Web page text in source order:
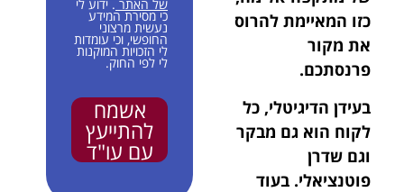
כזו המאיימת להרוס
את מקור
פרנסתכם.
בעידן הדיגיטלי, כל
לקוח הוא גם מבקר
וגם שדרן
פוטנציאלי. בעוד
של האתר. ידוע לי
כי מסירת המידע
נעשית מרצוני
החופשי, וכי עומדות
לי הזכויות המוקנות
לי לפי החוק.
אשמח
להתייעץ
עם עו"ד